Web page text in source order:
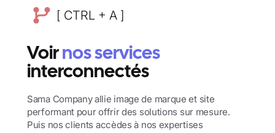
[ CTRL + A ]
Voir nos services
interconnectés
Sama Company allie image de marque et site
performant pour offrir des solutions sur mesure.
Puis nos clients accèdes à nos expertises